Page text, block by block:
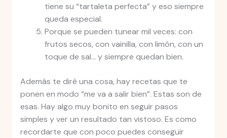
tiene su “tartaleta perfecta” y eso siempre
queda especial.
Porque se pueden tunear mil veces: con
frutos secos, con vainilla, con limón, con un
toque de sal… y siempre quedan bien.
Además te diré una cosa, hay recetas que te
ponen en modo “me va a salir bien”. Estas son de
esas. Hay algo muy bonito en seguir pasos
simples y ver un resultado tan vistoso. Es como
recordarte que con poco puedes conseguir